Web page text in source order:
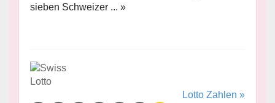
sieben Schweizer ... »
Lotto Zahlen »